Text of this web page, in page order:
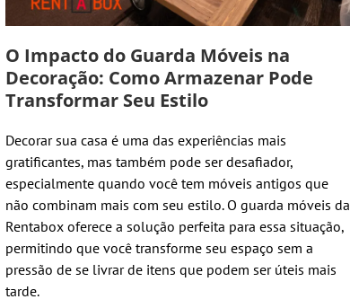
O Impacto do Guarda Móveis na
Decoração: Como Armazenar Pode
Transformar Seu Estilo
Decorar sua casa é uma das experiências mais
gratificantes, mas também pode ser desafiador,
especialmente quando você tem móveis antigos que
não combinam mais com seu estilo. O guarda móveis da
Rentabox oferece a solução perfeita para essa situação,
permitindo que você transforme seu espaço sem a
pressão de se livrar de itens que podem ser úteis mais
tarde.